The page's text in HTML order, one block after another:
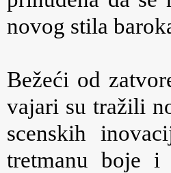
novog stila
Bežeći od
vajari su tražili
scenskih
tretmanu boje i